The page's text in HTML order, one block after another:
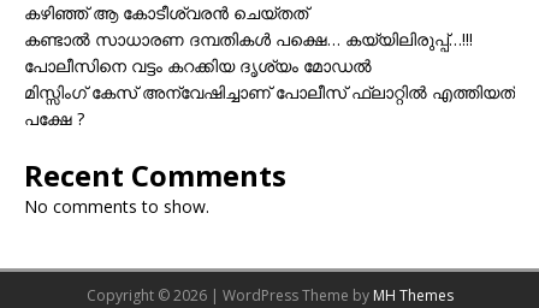
കഴിഞ്ഞ് ആ കോടീശ്വരൻ ചെയ്തത്
കണ്ടാൽ സാധാരണ ദമ്പതികൾ പക്ഷെ… കയ്യിലിരുപ്പ്…!!!
പോലീസിനെ വട്ടം കറക്കിയ ദൃശ്യം മോഡല്‍
മിസ്സിംഗ് കേസ് അന്വേഷിച്ചാണ് പോലീസ് ഫ്ലാറ്റിൽ എത്തിയത്
പക്ഷേ ?
Recent Comments
No comments to show.
Copyright © 2026 | WordPress Theme by MH Themes